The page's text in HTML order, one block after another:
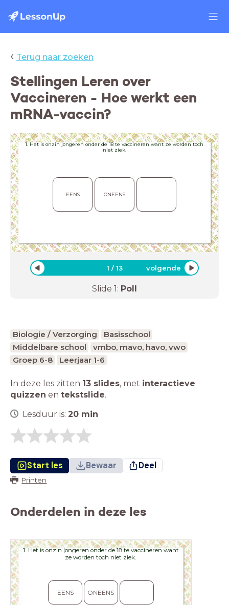
‹ Terug naar zoeken
Stellingen Leren over
Vaccineren - Hoe werkt een
mRNA-vaccin?
1. Het is onzin jongeren onder de 18 te vaccineren want ze worden toch
niet ziek.
EENS ONEENS
1 /13 volgende
Slide 1: Poll
Biologie / Verzorging
Basisschool
Middelbare school
vmbo, mavo, havo, vwo
Groep 6-8
Leerjaar 1-6
In deze les zitten 13 slides, met interactieve
quizzen en tekstslide.
Lesduur is: 20 min
Start les Bewaar Deel
Printen
Onderdelen in deze les
1. Het is onzin jongeren onder de 18 te vaccineren want
ze worden toch niet ziek.
EENS ONEENS